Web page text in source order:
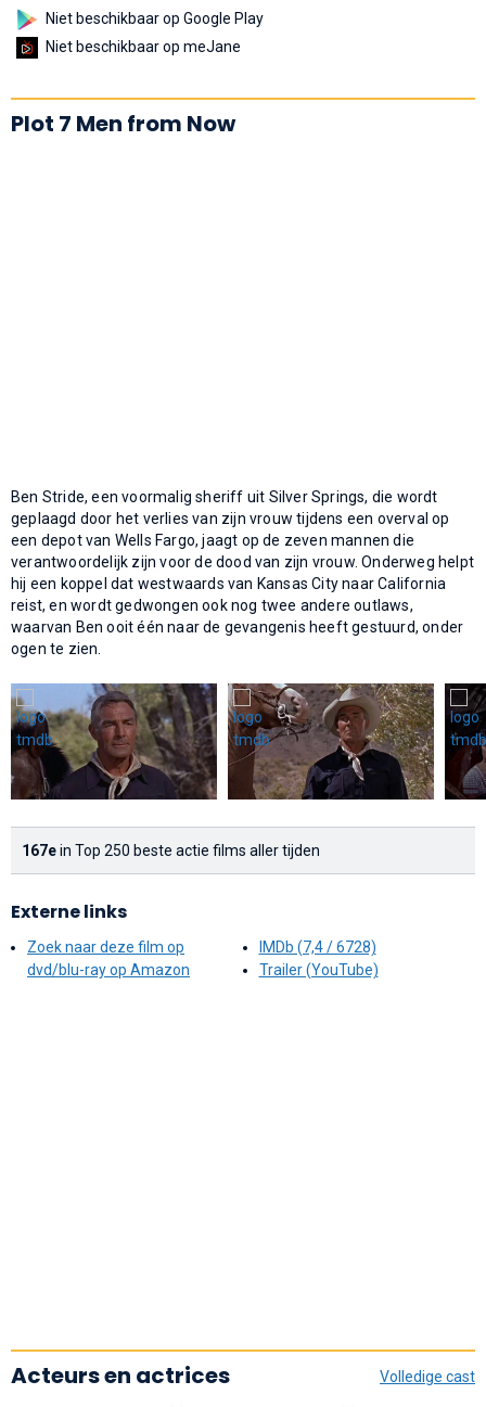
Niet beschikbaar op Google Play
Niet beschikbaar op meJane
Plot 7 Men from Now
Ben Stride, een voormalig sheriff uit Silver Springs, die wordt
geplaagd door het verlies van zijn vrouw tijdens een overval op
een depot van Wells Fargo, jaagt op de zeven mannen die
verantwoordelijk zijn voor de dood van zijn vrouw. Onderweg helpt
hij een koppel dat westwaards van Kansas City naar California
reist, en wordt gedwongen ook nog twee andere outlaws,
waarvan Ben ooit één naar de gevangenis heeft gestuurd, onder
ogen te zien.
167ein Top 250 beste actie films aller tijden
Externe links
Zoek naar deze film op
dvd/blu-ray op Amazon
IMDb (7,4 / 6728)
Trailer (YouTube)
Volledige cast
Acteurs en actrices